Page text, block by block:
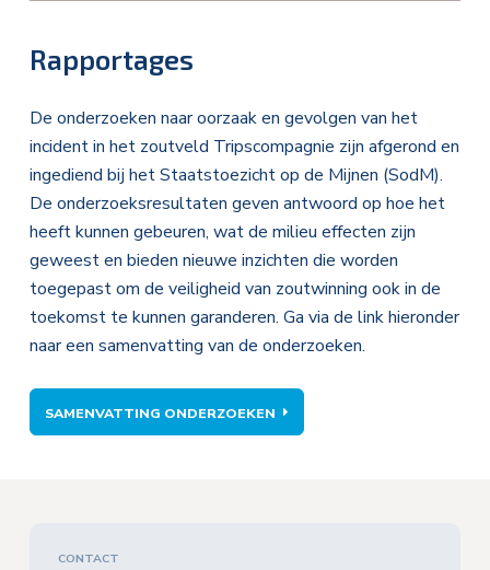
Rapportages
De onderzoeken naar oorzaak en gevolgen van het
incident in het zoutveld Tripscompagnie zijn afgerond en
ingediend bij het Staatstoezicht op de Mijnen (SodM).
De onderzoeksresultaten geven antwoord op hoe het
heeft kunnen gebeuren, wat de milieu effecten zijn
geweest en bieden nieuwe inzichten die worden
toegepast om de veiligheid van zoutwinning ook in de
toekomst te kunnen garanderen. Ga via de link hieronder
naar een samenvatting van de onderzoeken.
SAMENVATTING ONDERZOEKEN
CONTACT